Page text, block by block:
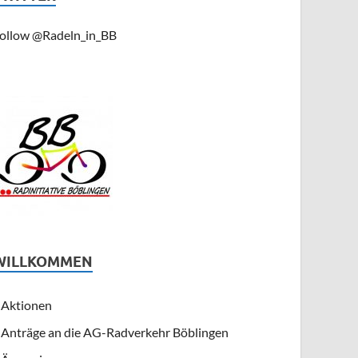
@Radeln_in_BB
Aktionen
Anträge an die AG-Radverkehr Böblingen